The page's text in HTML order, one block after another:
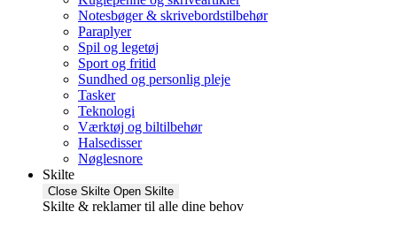
Notesbøger & skrivebordstilbehør
Paraplyer
Spil og legetøj
Sport og fritid
Sundhed og personlig pleje
Tasker
Teknologi
Værktøj og biltilbehør
Halsedisser
Nøglesnore
Skilte
Close Skilte Open Skilte
Skilte & reklamer til alle dine behov